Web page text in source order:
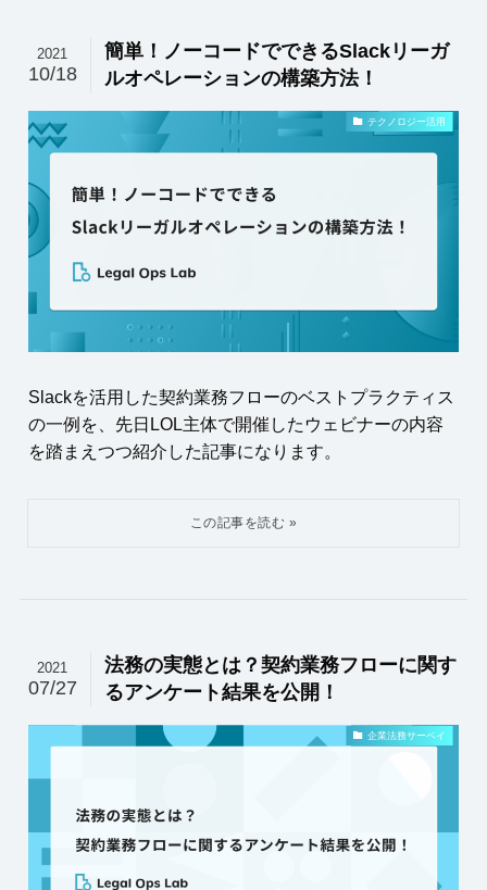
簡単！ノーコードでできるSlackリーガ
ルオペレーションの構築方法！
2021
10/18
テクノロジー活用
Slackを活用した契約業務フローのベストプラクティス
の一例を、先日LOL主体で開催したウェビナーの内容
を踏まえつつ紹介した記事になります。
法務の実態とは？契約業務フローに関す
るアンケート結果を公開！
2021
07/27
企業法務サーベイ